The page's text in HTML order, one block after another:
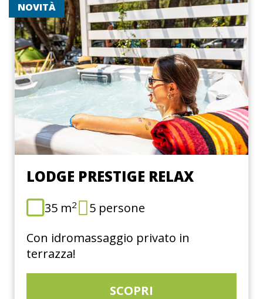
NOVITÀ
LODGE PRESTIGE RELAX
35 m2
5 persone
Con idromassaggio privato in
terrazza!
SCOPRI